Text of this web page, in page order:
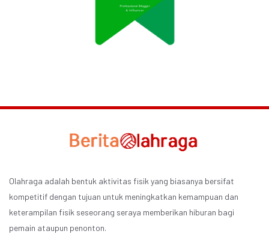
Olahraga adalah bentuk aktivitas fisik yang biasanya bersifat
kompetitif dengan tujuan untuk meningkatkan kemampuan dan
keterampilan fisik seseorang seraya memberikan hiburan bagi
pemain ataupun penonton.